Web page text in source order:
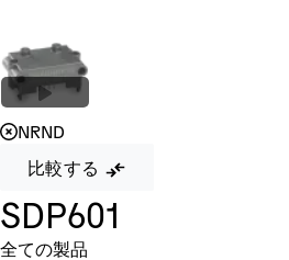
NRND
比較する
SDP601
全ての製品